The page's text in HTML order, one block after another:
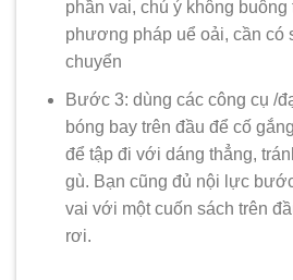
phần vai, chú ý không buông
phương pháp uể oải, cần có
chuyển
Bước 3: dùng các công cụ /
bóng bay trên đầu để cố
để tập đi với dáng thẳng,
gù. Bạn cũng đủ nội lực
vai với một cuốn sách trên
rơi.